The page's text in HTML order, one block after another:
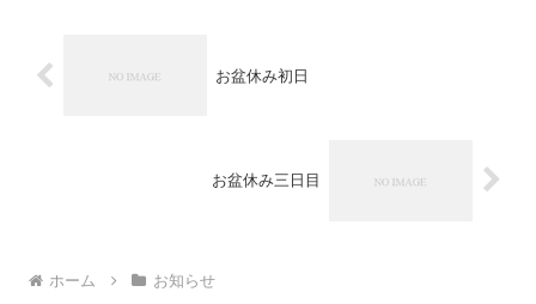
お盆休み初日
お盆休み三日目
ホーム お知らせ